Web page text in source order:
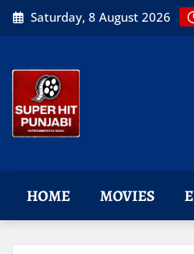
Skip
to
Saturday, 8 August 2026
HOME MOVIES